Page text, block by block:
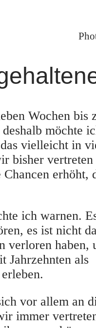
Wochen bis
möchte
vielleicht in
bisher
erhöht,
ich warnen.
es ist nicht
verloren haben,
Jahrzehnten als
vor allem an
immer